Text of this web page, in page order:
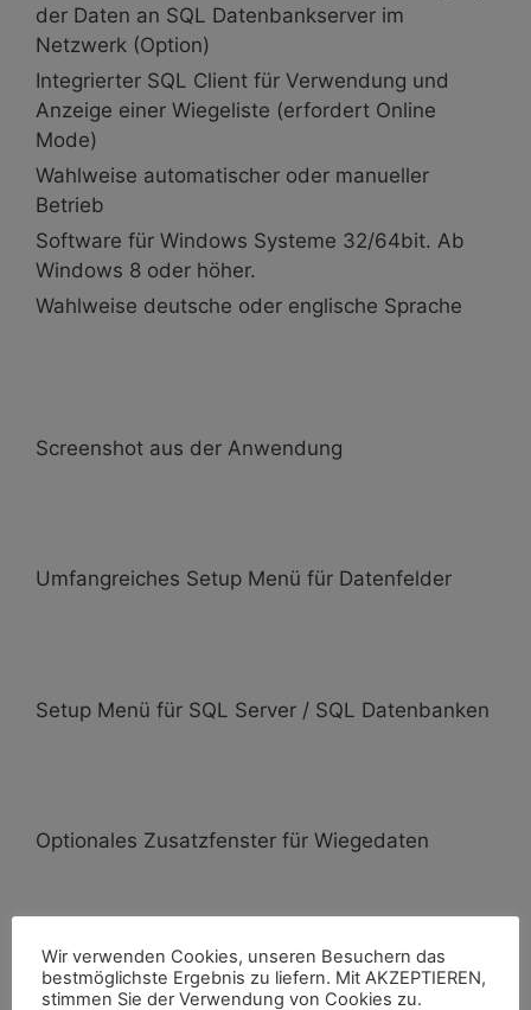
der Daten an SQL Datenbankserver im
Netzwerk (Option)
Integrierter SQL Client für Verwendung und
Anzeige einer Wiegeliste (erfordert Online
Mode)
Wahlweise automatischer oder manueller
Betrieb
Software für Windows Systeme 32/64bit. Ab
Windows 8 oder höher.
Wahlweise deutsche oder englische Sprache
Screenshot aus der Anwendung
Umfangreiches Setup Menü für Datenfelder
Setup Menü für SQL Server / SQL Datenbanken
Optionales Zusatzfenster für Wiegedaten
verfügbar! Einfach Kontakt aufnehmen!
Wir verwenden Cookies, unseren Besuchern das
bestmöglichste Ergebnis zu liefern. Mit AKZEPTIEREN,
stimmen Sie der Verwendung von Cookies zu.